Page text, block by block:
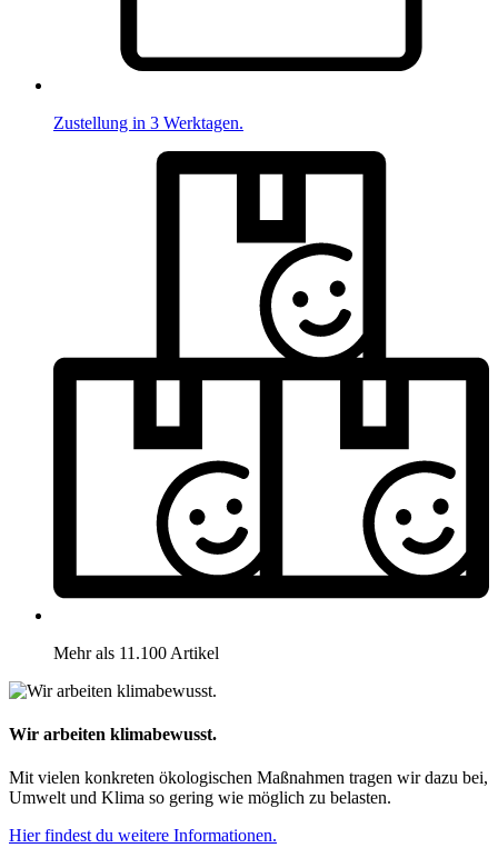
Zustellung in 3 Werktagen.
Mehr als 11.100 Artikel
Wir arbeiten klimabewusst.
Mit vielen konkreten ökologischen Maßnahmen tragen wir dazu bei,
Umwelt und Klima so gering wie möglich zu belasten.
Hier findest du weitere Informationen.